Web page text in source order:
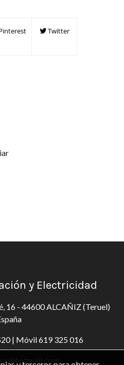
Twitter
y Electricidad
16 - 44600 ALCAÑIZ (Teruel)
| Móvil619 325 016